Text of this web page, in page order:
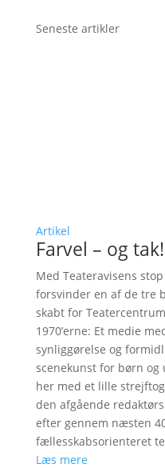
Seneste artikler
Artikel
Farvel – og tak!
Med Teateravisens
forsvinder en af de tre
skabt for
1970’erne: Et medie
synliggørelse og
scenekunst for børn og
her med et lille
den afgående
efter gennem næsten
fællesskabsorienteret
Læs mere